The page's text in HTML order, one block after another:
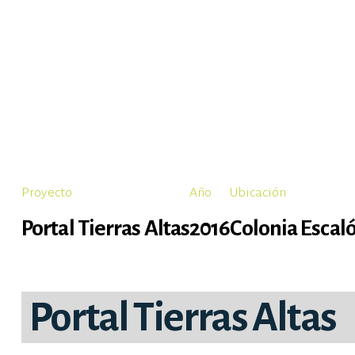
Proyecto
Portal Tierras Altas
Año
2016
Ubicación
Colonia
Portal Tierras Altas